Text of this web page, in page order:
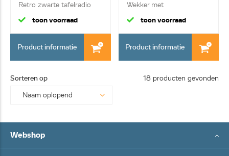
Retro zwarte tafelradio
zwart
toon voorraad
Product informatie
Wekker met
sfeerverlichting en...
toon voorraad
Product informatie
Sorteren op 18 producten gevonden
Webshop